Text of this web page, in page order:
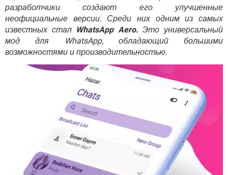
ВИДЕО
YANDEX
разработчики создают его улучшенные
неофициальные версии. Среди них одним из самых
известных стал WhatsApp Aero. Это универсальный
мод для WhatsApp, обладающий большими
возможностями и производительностью.